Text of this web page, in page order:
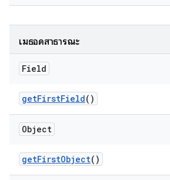
เมธอดสาธารณะ
Field
getFirstField()
Object
getFirstObject()